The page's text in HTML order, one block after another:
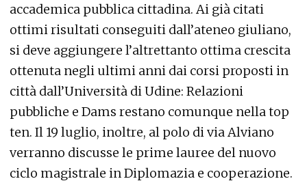
accademica pubblica cittadina. Ai già citati
ottimi risultati conseguiti dall’ateneo giuliano,
si deve aggiungere l’altrettanto ottima crescita
ottenuta negli ultimi anni dai corsi proposti in
città dall’Università di Udine: Relazioni
pubbliche e Dams restano comunque nella top
ten. Il 19 luglio, inoltre, al polo di via Alviano
verranno discusse le prime lauree del nuovo
ciclo magistrale in Diplomazia e cooperazione.